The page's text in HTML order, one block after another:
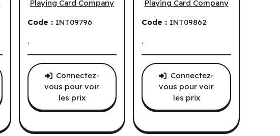
Playing Card Company
Code : INT09796
.
Connectez-
vous pour voir
les prix
Playing Card Company
Code : INT09862
.
Connectez-
vous pour voir
les prix